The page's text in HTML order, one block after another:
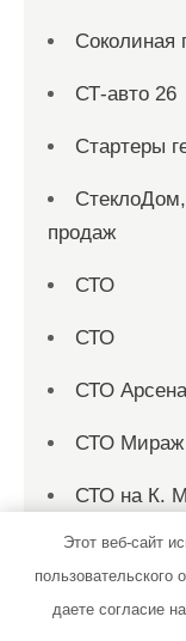
Соколиная
СТ-авто 26
Стартеры
продаж
СТО
СТО
СТО
СТО Мираж
СТО на К.
СТО Родник
Страница 1
Этот веб-сайт
даете согласие